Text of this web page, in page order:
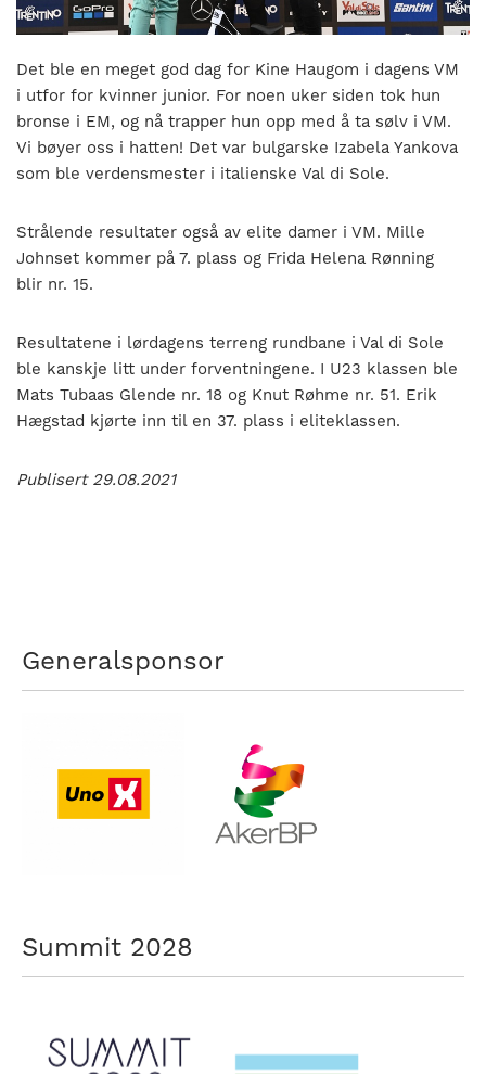
til
bli
en
folkesport.
Det ble en meget god dag for Kine Haugom i dagens VM
i utfor for kvinner junior. For noen uker siden tok hun
bronse i EM, og nå trapper hun opp med å ta sølv i VM.
Vi bøyer oss i hatten! Det var bulgarske Izabela Yankova
som ble verdensmester i italienske Val di Sole.
Strålende resultater også av elite damer i VM. Mille
Johnset kommer på 7. plass og Frida Helena Rønning
blir nr. 15.
Resultatene i lørdagens terreng rundbane i Val di Sole
ble kanskje litt under forventningene. I U23 klassen ble
Mats Tubaas Glende nr. 18 og Knut Røhme nr. 51. Erik
Hægstad kjørte inn til en 37. plass i eliteklassen.
Publisert 29.08.2021
Generalsponsor
Summit 2028